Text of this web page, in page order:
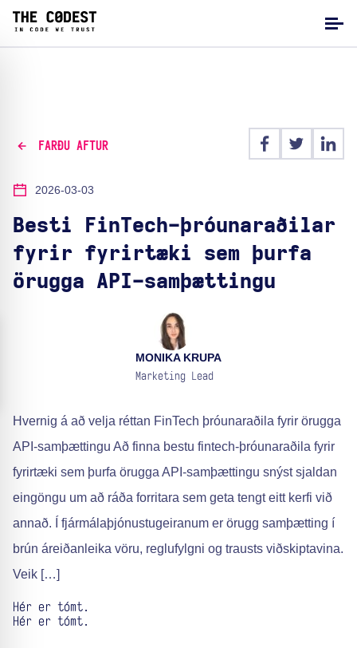
FARÐU AFTUR
2026-03-03
Besti FinTech-þróunaraðilar
fyrir fyrirtæki sem þurfa
örugga API-samþættingu
MONIKA KRUPA
Marketing Lead
Hvernig á að velja réttan FinTech þróunaraðila fyrir örugga
API-samþættingu Að finna bestu fintech-þróunaraðila fyrir
fyrirtæki sem þurfa örugga API-samþættingu snýst sjaldan
eingöngu um að ráða forritara sem geta tengt eitt kerfi við
annað. Í fjármálaþjónustugeiranum er örugg samþætting í
brún áreiðanleika vöru, reglufylgni og trausts viðskiptavina.
Veik […]
Hér er tómt.
Hér er tómt.